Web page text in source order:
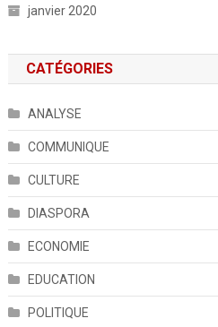
janvier 2020
CATÉGORIES
ANALYSE
COMMUNIQUE
CULTURE
DIASPORA
ECONOMIE
EDUCATION
POLITIQUE